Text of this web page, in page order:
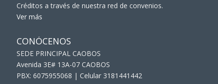
Créditos a través de nuestra red de convenios.
Ver más
CONÓCENOS
SEDE PRINCIPAL CAOBOS
Avenida 3E# 13A-07 CAOBOS
PBX: 6075955068 | Celular 3181441442